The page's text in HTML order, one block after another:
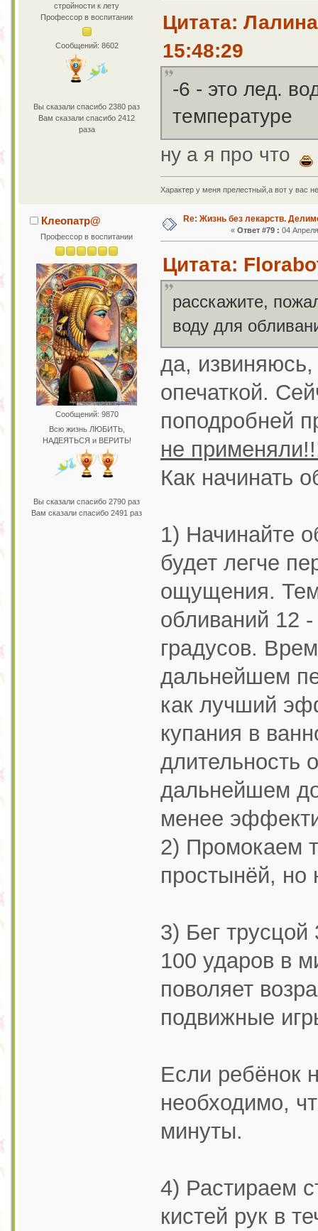
стройности к лету
Профессор в воспитании
Сообщений: 8602
Вы сказали спасибо 2380 раз
Вам сказали спасибо 2412
раза
Цитата:
15:48:29
-6 - это лед.
температуре
ну а я про что
Характер у меня прелестный,а вот у вас
Клеопатр@
Профессор в воспитании
Сообщений: 9870
Всю жизнь ЛЮБИТЬ,
НАДЕЯТЬСЯ и ВЕРИТЬ!
Вы сказали спасибо 2790 раз
Вам сказали спасибо 2491 раз
Re: Жизнь без лекарств.
«Ответ #79 : 04
Цитата:
расскажите,
воду для
да,
опечаткой.
поподробней
не
Как начинать
1) Начинайте
будет легче
ощущения.
обливаний 12
градусов.
дальнейшем
как лучший
купания в
длительность
дальнейшем
менее
2) Промокаем
простынёй, но
3) Бег
100 ударов в
поволяет
подвижные
Если ребёнок
необходимо,
минуты.
4) Растираем
кистей рук в